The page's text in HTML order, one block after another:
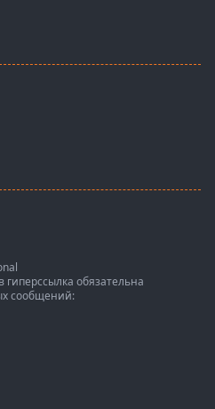
обязательна
сообщений: